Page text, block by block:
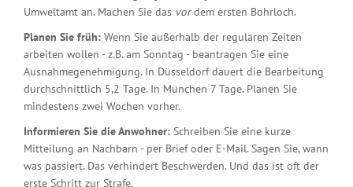
Umweltamt an. Machen Sie das vordem ersten Bohrloch.
Planen Sie früh: Wenn Sie außerhalb der regulären Zeiten
arbeiten wollen - z.B. am Sonntag - beantragen Sie eine
Ausnahmegenehmigung. In Düsseldorf dauert die Bearbeitung
durchschnittlich 5,2 Tage. In München 7 Tage. Planen Sie
mindestens zwei Wochen vorher.
Informieren Sie die Anwohner: Schreiben Sie eine kurze
Mitteilung an Nachbarn - per Brief oder E-Mail. Sagen Sie, wann
was passiert. Das verhindert Beschwerden. Und das ist oft der
erste Schritt zur Strafe.